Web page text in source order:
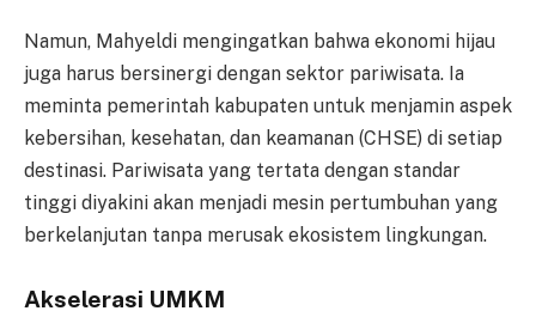
Namun, Mahyeldi mengingatkan bahwa ekonomi hijau
juga harus bersinergi dengan sektor pariwisata. Ia
meminta pemerintah kabupaten untuk menjamin aspek
kebersihan, kesehatan, dan keamanan (CHSE) di setiap
destinasi. Pariwisata yang tertata dengan standar
tinggi diyakini akan menjadi mesin pertumbuhan yang
berkelanjutan tanpa merusak ekosistem lingkungan.
Akselerasi UMKM